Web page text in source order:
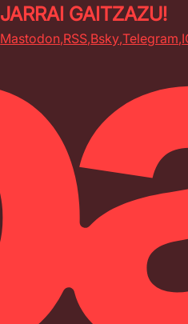
JARRAI GAITZAZU!
Mastodon RSS Bsky Telegram